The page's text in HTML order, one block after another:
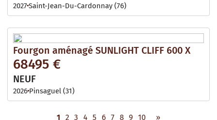
2027Saint-Jean-Du-Cardonnay (76)
Fourgon aménagé SUNLIGHT CLIFF 600 X
68495 €
NEUF
2026 Pinsaguel (31)
1 2 3 4 5 6 7 8 9 10 »